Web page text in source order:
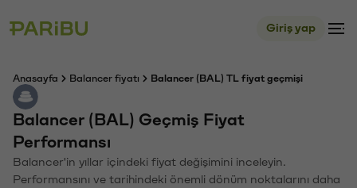
Giriş yap
Anasayfa Balancer fiyatı Balancer (BAL) TL fiyat geçmişi
Balancer (BAL) Geçmiş Fiyat
Performansı
Balancer'in yıllar içindeki fiyat değişimini inceleyin.
Performansını ve tarihindeki önemli dönüm noktalarını daha